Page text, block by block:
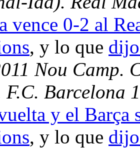
vence 0-2 al
, y lo que
Nou Camp.
F.C. Barcelona
y el Barça
, y lo que